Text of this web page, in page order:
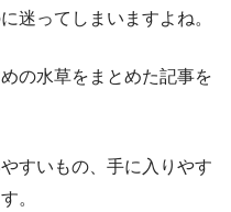
迷ってしまいますよね。
の水草をまとめた記事を
すいもの、手に入りやす
。